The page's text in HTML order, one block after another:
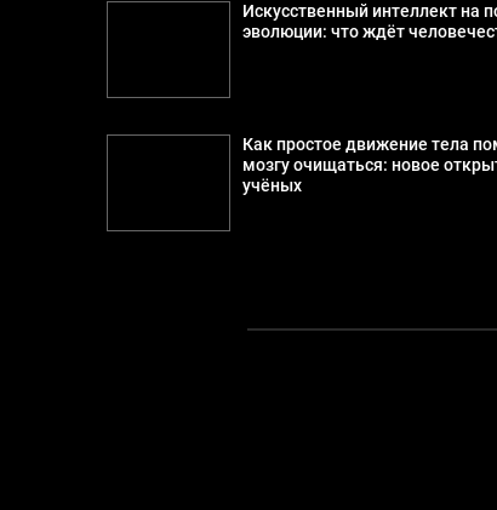
Искусственный интеллект на
эволюции: что ждёт
Как простое движение тела
мозгу очищаться: новое
учёных